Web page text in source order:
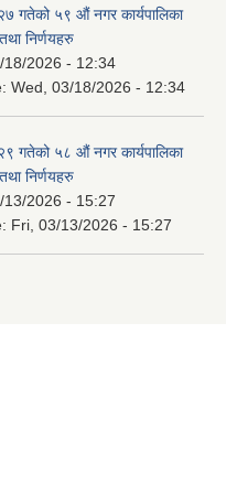
गतेको ५९ औं नगर कार्यपालिका
निर्णयहरु
18/2026 - 12:34
Wed, 03/18/2026 - 12:34
गतेको ५८ औं नगर कार्यपालिका
निर्णयहरु
13/2026 - 15:27
Fri, 03/13/2026 - 15:27